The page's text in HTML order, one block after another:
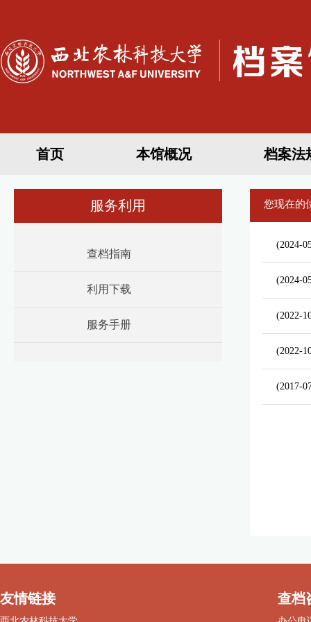
首页 本馆概况 档案法
服务利用
查档指南
利用下载
服务手册
您现在的
(2024-
(2024-
(2022-
(2022-
(2017-
友情链接 查档